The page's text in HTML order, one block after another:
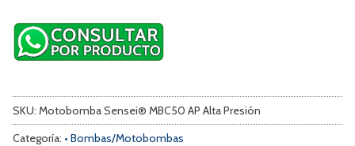
SKU: Motobomba Sensei® MBC50 AP Alta Presión
Categoría: • Bombas/Motobombas